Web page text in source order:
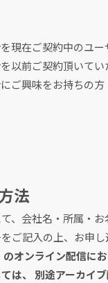
現在ご契約中のユー
以前ご契約頂いてい
ご興味をお持ちの方
法
、会社名・所属・
ご記入の上、お申し
オンライン配信に
は、 別途アーカイ